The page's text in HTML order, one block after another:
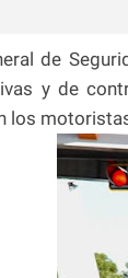
de
y de
los